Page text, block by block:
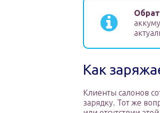
Как
Клиенты салонов
зарядку. Тот же